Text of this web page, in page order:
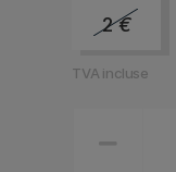
2€
TVA incluse